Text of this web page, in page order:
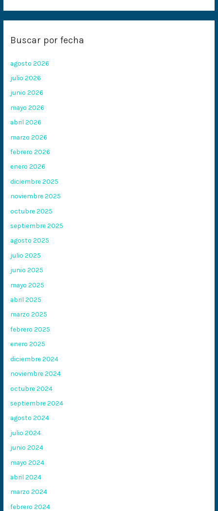
Buscar por fecha
agosto 2026
julio 2026
junio 2026
mayo 2026
abril 2026
marzo 2026
febrero 2026
enero 2026
diciembre 2025
noviembre 2025
octubre 2025
septiembre 2025
agosto 2025
julio 2025
junio 2025
mayo 2025
abril 2025
marzo 2025
febrero 2025
enero 2025
diciembre 2024
noviembre 2024
octubre 2024
septiembre 2024
agosto 2024
julio 2024
junio 2024
mayo 2024
abril 2024
marzo 2024
febrero 2024